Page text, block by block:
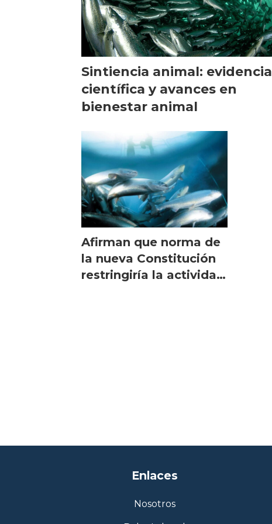
Sintiencia animal: evidencia
científica y avances en
bienestar animal
Afirman que norma de
la nueva Constitución
restringiría la actividad
Enlaces
Nosotros